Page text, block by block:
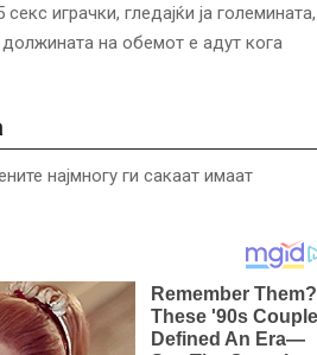
играчки, гледајќи ја големината,
на обемот е адут кога
најмногу ги сакаат имаат